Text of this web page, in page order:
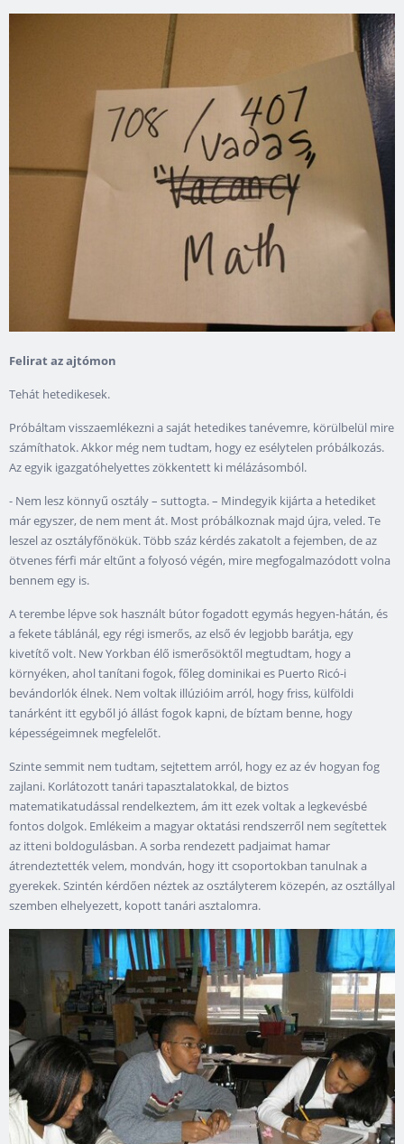
Felirat az ajtómon
Tehát hetedikesek.
Próbáltam visszaemlékezni a saját hetedikes tanévemre, körülbelül mire
számíthatok. Akkor még nem tudtam, hogy ez esélytelen próbálkozás.
Az egyik igazgatóhelyettes zökkentett ki mélázásomból.
- Nem lesz könnyű osztály – suttogta. – Mindegyik kijárta a hetediket
már egyszer, de nem ment át. Most próbálkoznak majd újra, veled. Te
leszel az osztályfőnökük. Több száz kérdés zakatolt a fejemben, de az
ötvenes férfi már eltűnt a folyosó végén, mire megfogalmazódott volna
bennem egy is.
A terembe lépve sok használt bútor fogadott egymás hegyen-hátán, és
a fekete táblánál, egy régi ismerős, az első év legjobb barátja, egy
kivetítő volt. New Yorkban élő ismerősöktől megtudtam, hogy a
környéken, ahol tanítani fogok, főleg dominikai es Puerto Ricó-i
bevándorlók élnek. Nem voltak illúzióim arról, hogy friss, külföldi
tanárként itt egyből jó állást fogok kapni, de bíztam benne, hogy
képességeimnek megfelelőt.
Szinte semmit nem tudtam, sejtettem arról, hogy ez az év hogyan fog
zajlani. Korlátozott tanári tapasztalatokkal, de biztos
matematikatudással rendelkeztem, ám itt ezek voltak a legkevésbé
fontos dolgok. Emlékeim a magyar oktatási rendszerről nem segítettek
az itteni boldogulásban. A sorba rendezett padjaimat hamar
átrendeztették velem, mondván, hogy itt csoportokban tanulnak a
gyerekek. Szintén kérdően néztek az osztályterem közepén, az osztállyal
szemben elhelyezett, kopott tanári asztalomra.